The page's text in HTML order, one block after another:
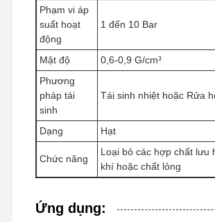
Phạm vi áp
suất hoạt
động
1 đến 10 Bar
Mật độ
0,6-0,9 G/cm³
Phương
pháp tái
sinh
Tái sinh nhiệt hoặc Rửa
Dạng Hạt
Chức năng
Loại bỏ các hợp chất lưu
khí hoặc chất lỏng
Ứng dụng: